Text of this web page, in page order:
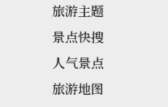
旅游主题
景点快搜
人气景点
旅游地图